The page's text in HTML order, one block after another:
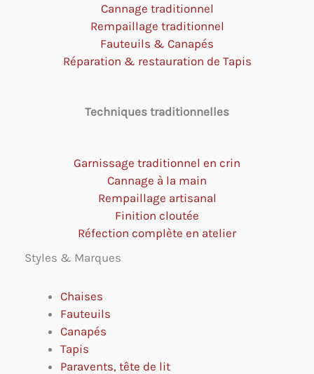
Cannage traditionnel
Rempaillage traditionnel
Fauteuils & Canapés
Réparation & restauration de Tapis
Techniques traditionnelles
Garnissage traditionnel en crin
Cannage à la main
Rempaillage artisanal
Finition cloutée
Réfection complète en atelier
Styles & Marques
Chaises
Fauteuils
Canapés
Tapis
Paravents, tête de lit